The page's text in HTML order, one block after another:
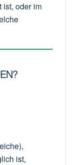
ist, oder im
ist,